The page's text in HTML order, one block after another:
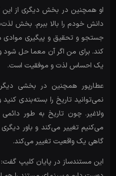
او همچنین در بخش دیگری از
دانش خودم را بالا ببرم. بخش
جستجو و تحقیق و پیگیری موادی
کند. برای من اگر آن معما حل شود
یک احساس لذت و موفقیت است.
عطارپور همچنین در بخشی دیگر
نمی‌توانید تاریخ را بسته‌بندی کنید
ولاغیر. چون تاریخ به طور
می‌کنیم تغییر می‌کند و باور
گاهی یک واقعیت تغییر می‌کند.
این مستندساز در پایان کلیپ